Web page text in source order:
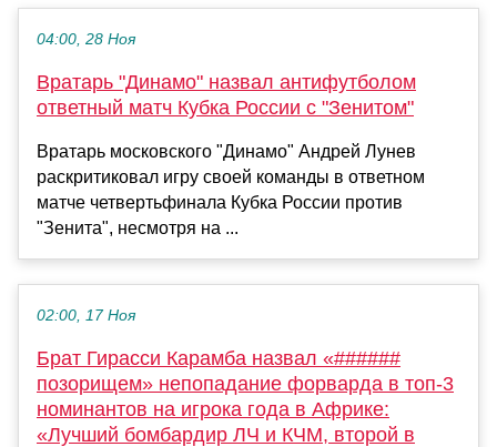
04:00, 28 Ноя
Вратарь "Динамо" назвал антифутболом
ответный матч Кубка России с "Зенитом"
Вратарь московского "Динамо" Андрей Лунев
раскритиковал игру своей команды в ответном
матче четвертьфинала Кубка России против
"Зенита", несмотря на ...
02:00, 17 Ноя
Брат Гирасси Карамба назвал «######
позорищем» непопадание форварда в топ-3
номинантов на игрока года в Африке:
«Лучший бомбардир ЛЧ и КЧМ, второй в